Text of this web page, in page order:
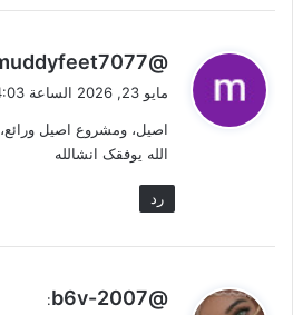
ي
ل
@muddyfeet7077
مايو 23, 2026 الساعة 4:03 م
اصیل، ومشروع اصیل ورائع،
الله یوفقک انشالله
رد
ي
@2007-b6v
: